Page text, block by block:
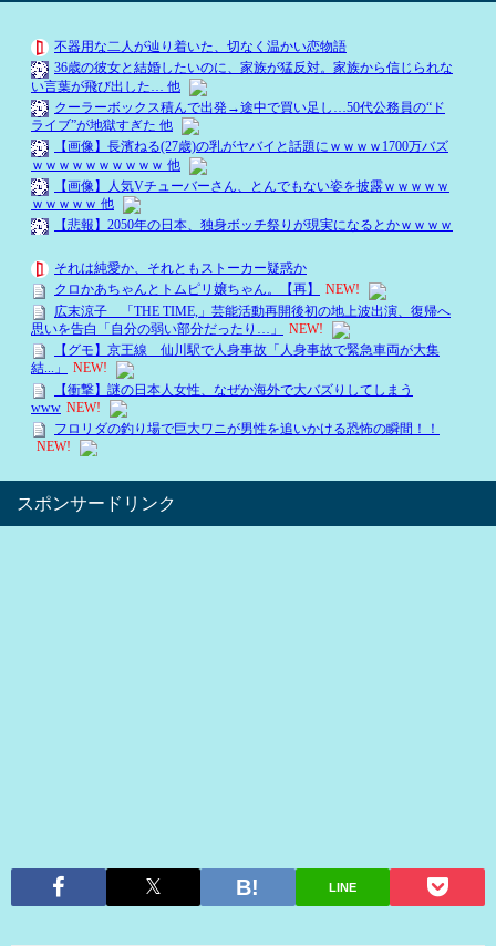
スポンサードリンク
LINE